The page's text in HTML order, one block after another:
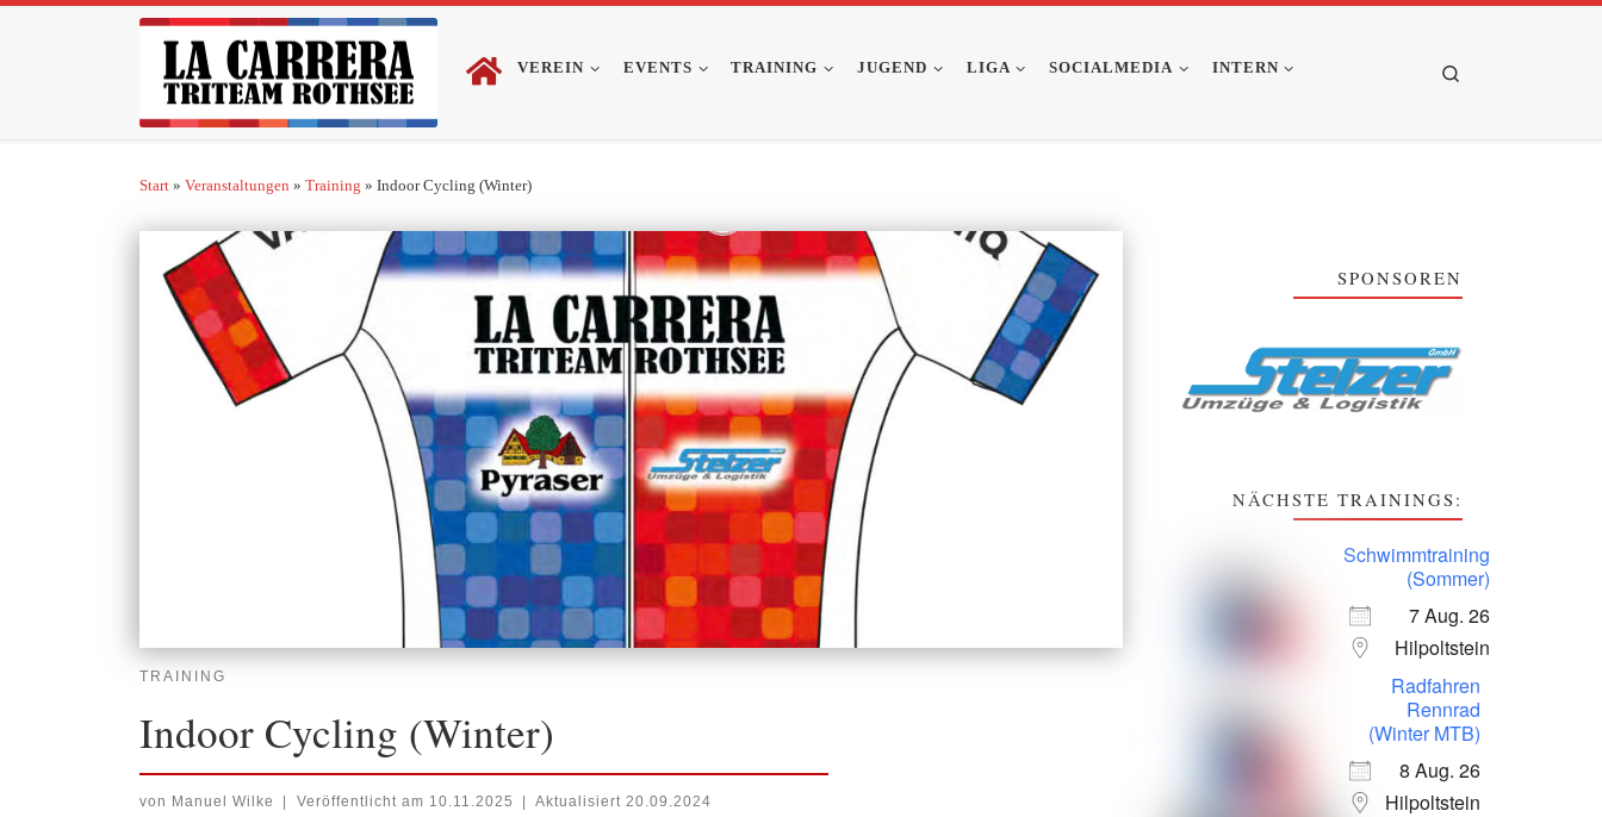
Zum Inhalt springen
VEREIN EVENTS TRAINING JUGEND LIGA SOCIALMEDIA INTERN
Start » Veranstaltungen » Training » Indoor Cycling (Winter)
TRAINING
Indoor Cycling (Winter)
von Manuel Wilke Veröffentlicht am 10.11.2025 Aktualisiert 20.09.2024
SPONSOREN
NÄCHSTE TRAININGS:
Schwimmtraining
(Sommer)
7 Aug. 26
Hilpoltstein
Radfahren
Rennrad
(Winter MTB)
8 Aug. 26
Hilpoltstein